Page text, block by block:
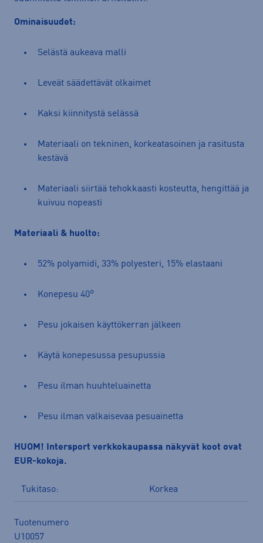
Ominaisuudet:
Selästä aukeava malli
Leveät säädettävät olkaimet
Kaksi kiinnitystä selässä
Materiaali on tekninen, korkeatasoinen ja rasitusta
kestävä
Materiaali siirtää tehokkaasti kosteutta, hengittää ja
kuivuu nopeasti
Materiaali & huolto:
52% polyamidi, 33% polyesteri, 15% elastaani
Konepesu 40°
Pesu jokaisen käyttökerran jälkeen
Käytä konepesussa pesupussia
Pesu ilman huuhteluainetta
Pesu ilman valkaisevaa pesuainetta
HUOM! Intersport verkkokaupassa näkyvät koot ovat
EUR-kokoja.
Tukitaso: Korkea
Tuotenumero
U10057